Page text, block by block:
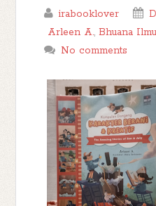
irabooklover
Arleen A.,Bhuana
No comments